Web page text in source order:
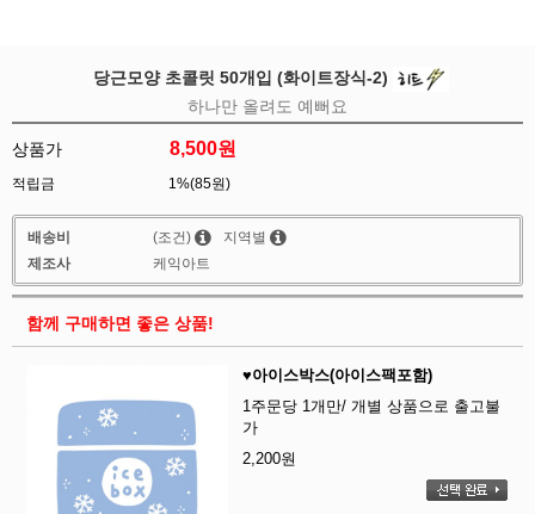
당근모양 초콜릿 50개입 (화이트장식-2)
하나만 올려도 예뻐요
상품가 8,500원
적립금 1%(85원)
배송비 (조건)
지역별
제조사
케익아트
함께 구매하면 좋은 상품!
♥아이스박스(아이스팩포함)
1주문당 1개만/ 개별 상품으로 출고불
가
2,200원